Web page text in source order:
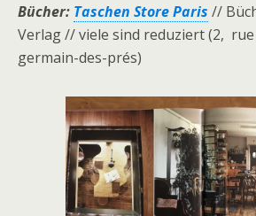
Bücher: Taschen Store Paris //
Verlag // viele sind reduziert (2,
germain-des-prés)